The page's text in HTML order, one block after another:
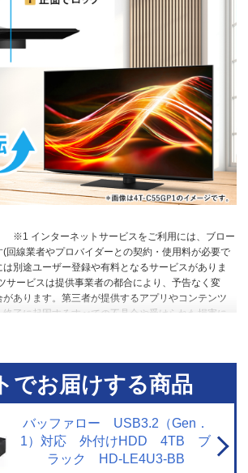
※1 インターネットサービスをご利用には、ブロー
(回線業者やプロバイダーとの契約・使用料が必要で
別途ユーザー登録や有料となるサービスがありま
サービスは提供事業者の都合により、予告なく変
あります。第三者が提供するアプリやコンテンツ
了に起因するすべての不具合や受けられた損害に
でお届けする商品
バッファロー USB3.2（Gen．
1）対応 外付けHDD 4TB ブ
ラック HD-LE4U3-BB